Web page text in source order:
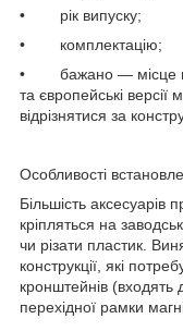
• рік випуску;
• комплектацію;
• бажано — місце
та європейські
відрізнятися за
Особливості
Більшість
кріпляться на
чи різати пластик.
конструкції, які
кронштейнів
перехідної рамки